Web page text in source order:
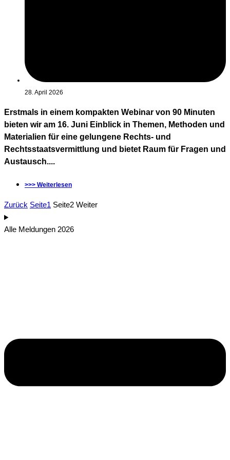
28. April 2026
Erstmals in einem kompakten Webinar von 90 Minuten
bieten wir am 16. Juni Einblick in Themen, Methoden und
Materialien für eine gelungene Rechts- und
Rechtsstaatsvermittlung und bietet Raum für Fragen und
Austausch....
>>> Weiterlesen
Zurück Seite1 Seite2 Weiter
Alle Meldungen 2026